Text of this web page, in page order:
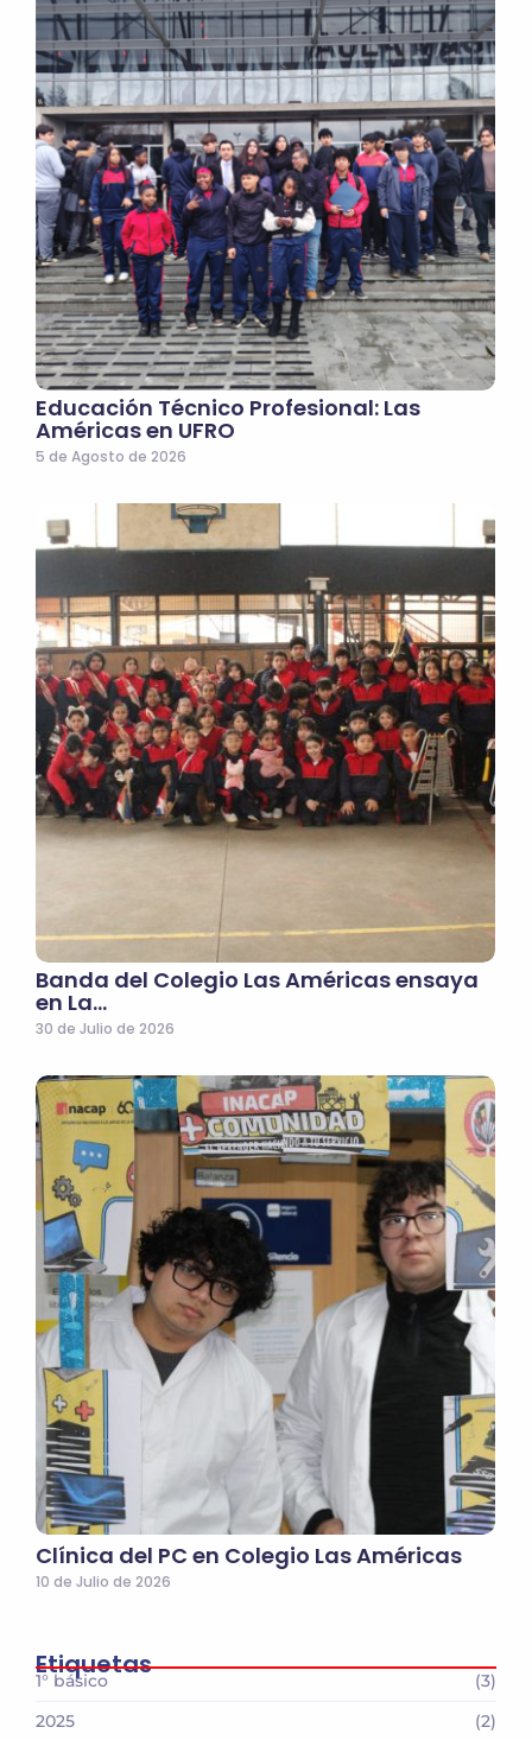
Educación Técnico Profesional: Las
Américas en UFRO
5 de Agosto de 2026
Banda del Colegio Las Américas ensaya
en La…
30 de Julio de 2026
Clínica del PC en Colegio Las Américas
10 de Julio de 2026
Etiquetas
1° básico
(3)
2025
(2)